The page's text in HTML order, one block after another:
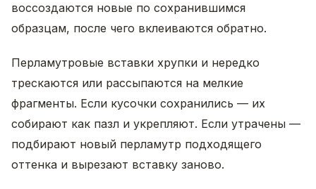
воссоздаются новые по сохранившимся
образцам, после чего вклеиваются обратно.
Перламутровые вставки хрупки и нередко
трескаются или рассыпаются на мелкие
фрагменты. Если кусочки сохранились — их
собирают как пазл и укрепляют. Если утрачены —
подбирают новый перламутр подходящего
оттенка и вырезают вставку заново.